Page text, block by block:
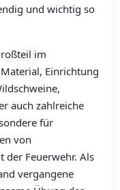
und wichtig so
im
Einrichtung
auch zahlreiche
für
von
der Feuerwehr. Als
vergangene